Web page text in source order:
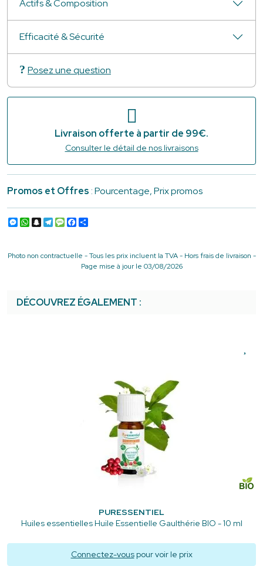
Actifs & Composition
Efficacité & Sécurité
Posez une question
Livraison offerte à partir de 99€.
Consulter le détail de nos livraisons
Promos et Offres : Pourcentage, Prix promos
Messenger
WhatsApp
Snapchat
Telegram
Message
Facebook
Photo non contractuelle - Tous les prix incluent la TVA - Hors frais de livraison -
Page mise à jour le 03/08/2026
DÉCOUVREZ ÉGALEMENT :
PURESSENTIEL
Huiles essentielles Huile Essentielle Gaulthérie BIO - 10 ml
Connectez-vouspour voir le prix